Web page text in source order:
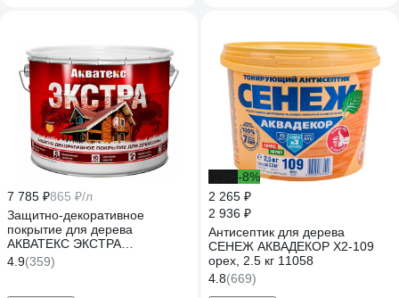
7 785 ₽865 ₽/л
Защитно-декоративное
покрытие для дерева
АКВАТЕКС ЭКСТРА
полуглянцевое, орех, 9 л
259787
4.9(359)
-8%
2 265 ₽
2 936 ₽
Антисептик для дерева
СЕНЕЖ АКВАДЕКОР Х2-109
орех, 2.5 кг 11058
4.8(669)